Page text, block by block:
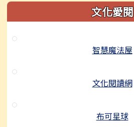
文化愛閱
智慧魔法屋
文化閱讀網
布可星球